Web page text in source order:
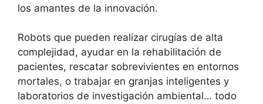
los amantes de la innovación.
Robots que pueden realizar cirugías de alta
complejidad, ayudar en la rehabilitación de
pacientes, rescatar sobrevivientes en entornos
mortales, o trabajar en granjas inteligentes y
laboratorios de investigación ambiental… todo